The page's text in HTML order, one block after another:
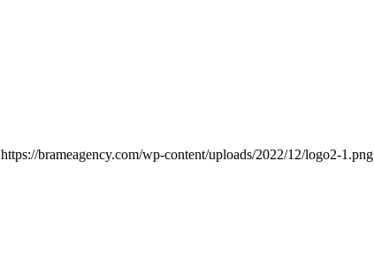
https://brameagency.com/wp-content/uploads/2022/12/logo2-1.png